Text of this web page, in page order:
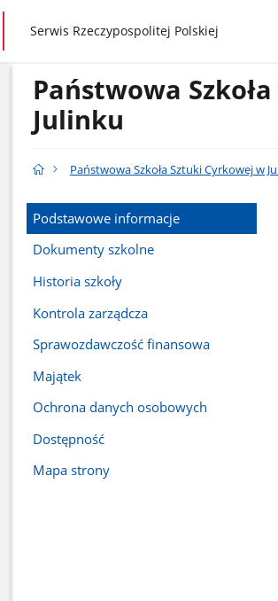
gov.pl
Serwis Rzeczypospolitej Polskiej
Państwowa
Julinku
Państwowa Szkoła Sztuki Cyrkowej w
Podstawowe informacje
Dokumenty szkolne
Historia szkoły
Kontrola zarządcza
Sprawozdawczość finansowa
Majątek
Ochrona danych osobowych
Dostępność
Mapa strony